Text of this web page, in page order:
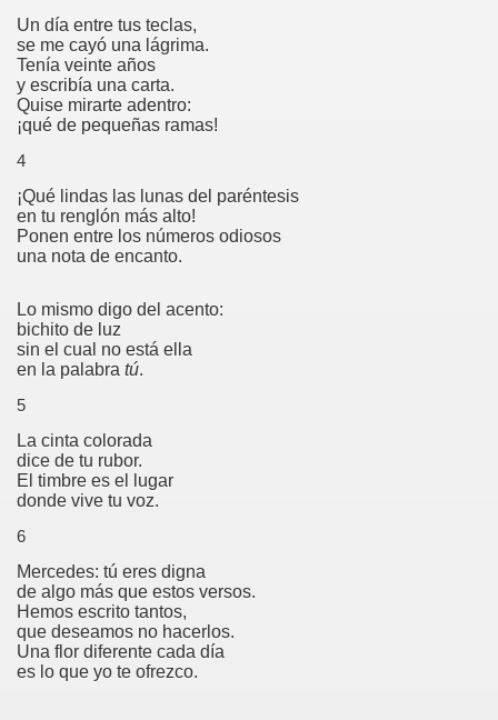
Un día entre tus teclas,
se me cayó una lágrima.
Tenía veinte años
y escribía una carta.
Quise mirarte adentro:
¡qué de pequeñas ramas!
4
¡Qué lindas las lunas del paréntesis
en tu renglón más alto!
Ponen entre los números odiosos
una nota de encanto.
Lo mismo digo del acento:
bichito de luz
sin el cual no está ella
en la palabra tú.
5
La cinta colorada
dice de tu rubor.
El timbre es el lugar
donde vive tu voz.
6
Mercedes: tú eres digna
de algo más que estos versos.
Hemos escrito tantos,
que deseamos no hacerlos.
Una flor diferente cada día
es lo que yo te ofrezco.
a San Eloy